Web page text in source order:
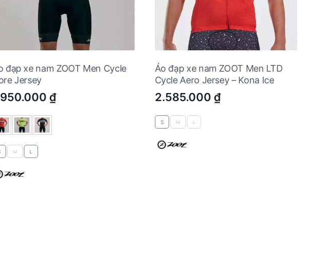
đạp xe nam ZOOT Men Cycle
Jersey
₫
M L
Áo đạp xe nam ZOOT Men LTD
Cycle Aero Jersey – Kona Ice
2.585.000 ₫
S M L